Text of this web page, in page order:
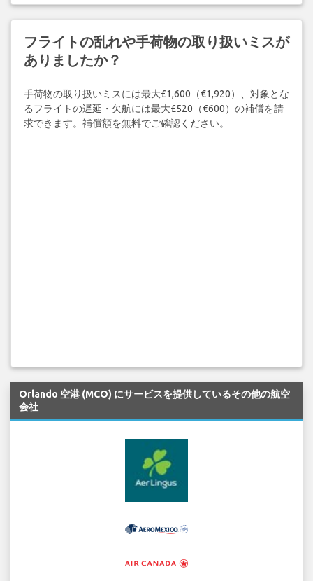
フライトの乱れや手荷物の取り扱いミスが
ありましたか？
手荷物の取り扱いミスには最大£1,600（€1,920）、対象とな
るフライトの遅延・欠航には最大£520（€600）の補償を請
求できます。補償額を無料でご確認ください。
Orlando 空港 (MCO) にサービスを提供しているその他の航空
会社